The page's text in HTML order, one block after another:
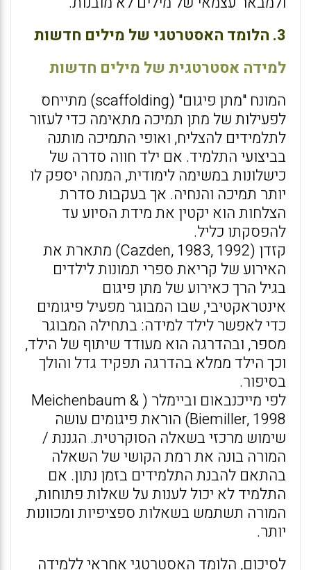
3. הלומד האסטרטגי של מילים חדשות
למידה אסטרטגית של מילים חדשות
המונח "מתן פיגום" (scaffolding) מתייחס
לפעילות של מתן תמיכה מתאימה כדי לעזור
לתלמידים להצליח, ואופי התמיכה מותנה
בביצועי התלמיד. אם ילד חווה סדרה של
כישלונות במשימה לימודית, המנחה יספק לו
יותר תמיכה והנחיה. אך בעקבות סדרת
הצלחות הוא יקטין את מידת הסיוע עד
להפסקתו כליל.
קזדן (Cazden, 1983, 1992) מתארת את
האירוע של קריאת ספרי תמונות לילדים
בגיל הרך כאירוע של מתן פיגום
אינטראקטיבי, שבו המבוגר מפעיל פיגומים
כדי לאפשר לילד למידה: בתחילה המבוגר
מספר, ובהדרגה הוא מעודד שיתוף של הילד,
וכך הילד ממלא בהדרגה תפקיד גדל והולך
בסיפור.
לפי מייכנבאום וביימלר ( Meichenbaum &
Biemiller, 1998) הוראת פיגומים עושה
שימוש מרכזי בשאלה הסוקרטית. הגננת /
המורה בונה את רמת הקושי של השאלה
בהתאם להבנת התלמידים בזמן נתון. אם
התלמיד לא יכול לענות על שאלות פתוחות,
המורה תשתמש בשאלות ספציפיות ומכוונות
יותר.
לסיכום, הלומד האסטרטגי אחראי ללמידה